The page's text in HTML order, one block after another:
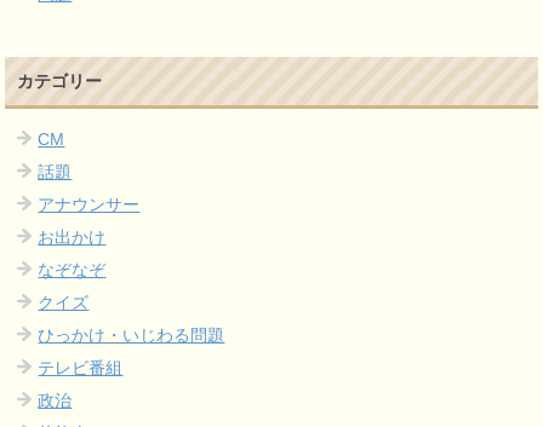
カテゴリー
CM
話題
アナウンサー
お出かけ
なぞなぞ
クイズ
ひっかけ・いじわる問題
テレビ番組
政治